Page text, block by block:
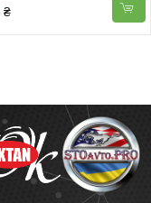
₴